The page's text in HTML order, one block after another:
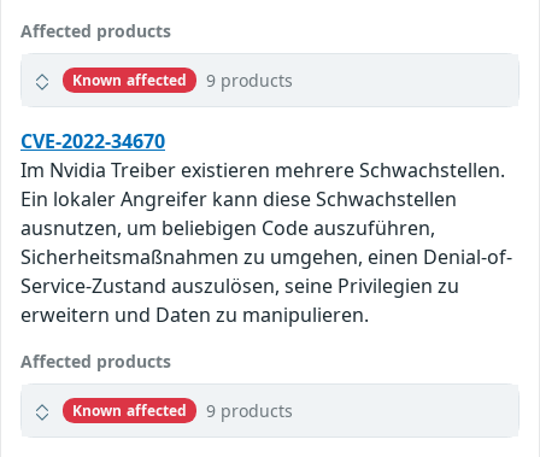
Affected products
Known affected 9 products
CVE-2022-34670
Im Nvidia Treiber existieren mehrere Schwachstellen.
Ein lokaler Angreifer kann diese Schwachstellen
ausnutzen, um beliebigen Code auszuführen,
Sicherheitsmaßnahmen zu umgehen, einen Denial-of-
Service-Zustand auszulösen, seine Privilegien zu
erweitern und Daten zu manipulieren.
Affected products
Known affected 9 products